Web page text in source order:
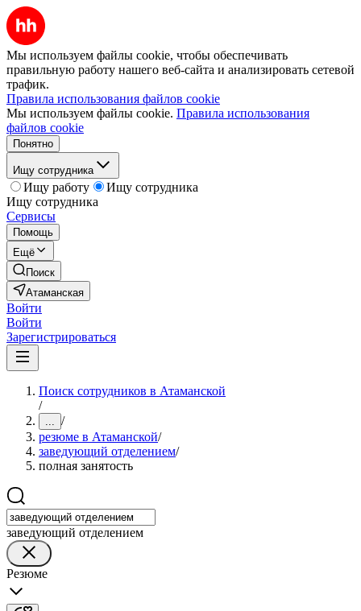
Мы используем файлы cookie, чтобы обеспечивать
правильную работу нашего веб-сайта и анализировать сетевой
трафик.
Правила использования файлов cookie
Мы используем файлы cookie. Правила использования
файлов cookie
Понятно
Ищу сотрудника
Ищу работу
Ищу сотрудника
Ищу сотрудника
Сервисы
Помощь
Ещё
Поиск
Атаманская
Войти
Войти
Зарегистрироваться
Поиск сотрудников в Атаманской
/
... /
резюме в Атаманской/
заведующий отделением/
полная занятость
заведующий отделением
Резюме